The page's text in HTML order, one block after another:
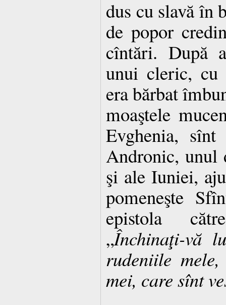
dus cu slavă în
de popor
cîntări. După
unui cleric, cu
era bărbat
moaştele
Evghenia,
Andronic, unul
şi ale Iuniei,
pomeneşte
epistola
„Închinaţi-vă
rudeniile
mei, care sînt